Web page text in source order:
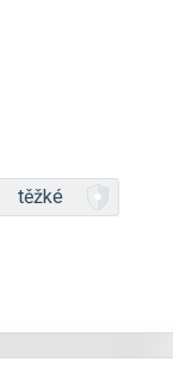
těžké